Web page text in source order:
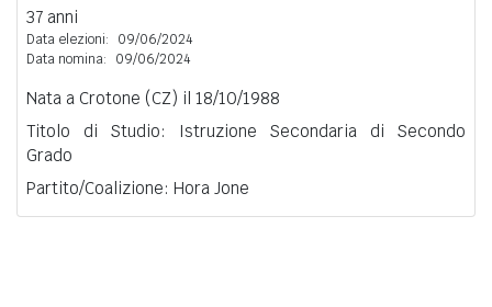
37 anni
Data elezioni:
09/06/2024
Data nomina:
09/06/2024
Nata a Crotone (CZ) il 18/10/1988
Titolo di Studio: Istruzione Secondaria di Secondo
Grado
Partito/Coalizione: Hora Jone